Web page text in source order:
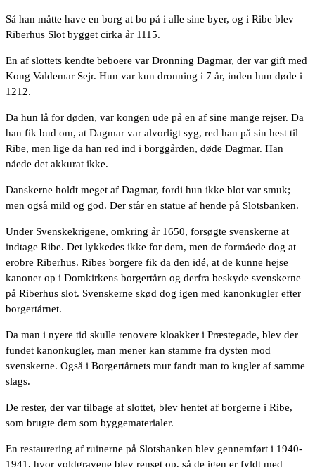
Så han måtte have en borg at bo på i alle sine byer, og i Ribe blev
Riberhus Slot bygget cirka år 1115.
En af slottets kendte beboere var Dronning Dagmar, der var gift med
Kong Valdemar Sejr. Hun var kun dronning i 7 år, inden hun døde i
1212.
Da hun lå for døden, var kongen ude på en af sine mange rejser. Da
han fik bud om, at Dagmar var alvorligt syg, red han på sin hest til
Ribe, men lige da han red ind i borggården, døde Dagmar. Han
nåede det akkurat ikke.
Danskerne holdt meget af Dagmar, fordi hun ikke blot var smuk;
men også mild og god. Der står en statue af hende på Slotsbanken.
Under Svenskekrigene, omkring år 1650, forsøgte svenskerne at
indtage Ribe. Det lykkedes ikke for dem, men de formåede dog at
erobre Riberhus. Ribes borgere fik da den idé, at de kunne hejse
kanoner op i Domkirkens borgertårn og derfra beskyde svenskerne
på Riberhus slot. Svenskerne skød dog igen med kanonkugler efter
borgertårnet.
Da man i nyere tid skulle renovere kloakker i Præstegade, blev der
fundet kanonkugler, man mener kan stamme fra dysten mod
svenskerne. Også i Borgertårnets mur fandt man to kugler af samme
slags.
De rester, der var tilbage af slottet, blev hentet af borgerne i Ribe,
som brugte dem som byggematerialer.
En restaurering af ruinerne på Slotsbanken blev gennemført i 1940-
1941, hvor voldgravene blev renset op, så de igen er fyldt med